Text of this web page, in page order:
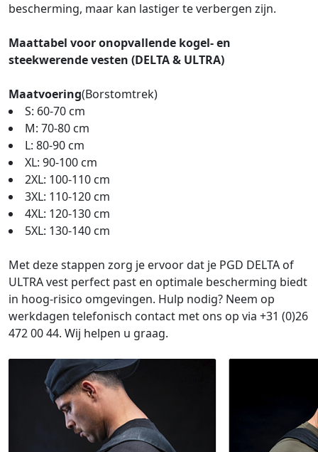
bescherming, maar kan lastiger te verbergen zijn.
Maattabel voor onopvallende kogel- en
steekwerende vesten (DELTA & ULTRA)
Maatvoering(Borstomtrek)
S: 60-70 cm
M: 70-80 cm
L: 80-90 cm
XL: 90-100 cm
2XL: 100-110 cm
3XL: 110-120 cm
4XL: 120-130 cm
5XL: 130-140 cm
Met deze stappen zorg je ervoor dat je PGD DELTA of
ULTRA vest perfect past en optimale bescherming biedt
in hoog-risico omgevingen. Hulp nodig? Neem op
werkdagen telefonisch contact met ons op via +31 (0)26
472 00 44. Wij helpen u graag.